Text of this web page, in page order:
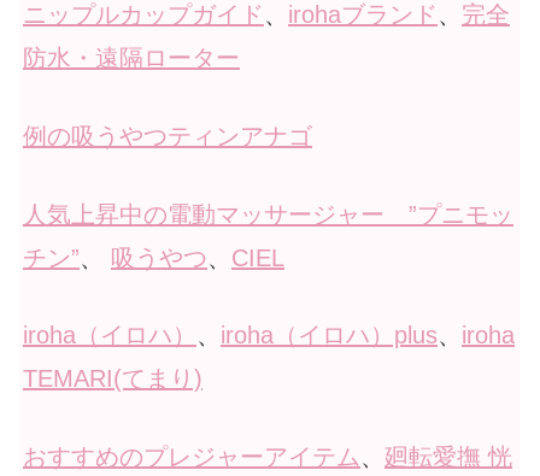
ニップルカップガイド 、 irohaブランド 、 完全
防水・遠隔ローター
例の吸うやつティンアナゴ
人気上昇中の電動マッサージャー ”プニモッ
チン”、 吸うやつ、 CIEL
iroha（イロハ） 、 iroha（イロハ）plus、 iroha
TEMARI(てまり)
おすすめのプレジャーアイテム、 廻転愛撫 恍